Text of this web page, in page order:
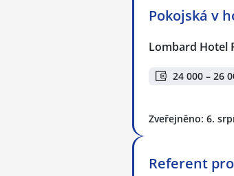
Pokojská v
Lombard Hotel
24 000 – 26
Zveřejněno: 6.
Referent